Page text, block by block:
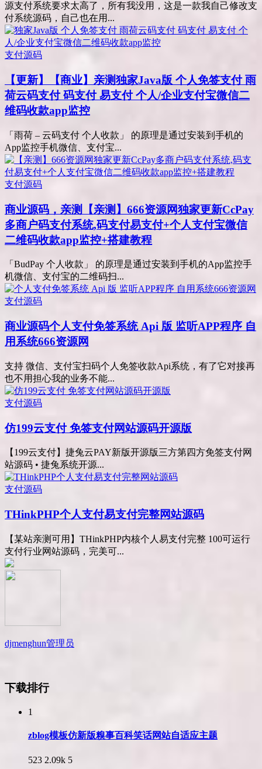
源支付系统要求太高了，所有我没用，这是一款我自己修改支
付系统源码，自己也在用...
支付源码
【更新】【商业】亲测独家Java版 个人免签支付 雨
荷云码支付 码支付 易支付 个人/企业支付宝微信二
维码收款app监控
「雨荷 – 云码支付 个人收款」 的原理是通过安装到手机的
App监控手机微信、支付宝...
支付源码
商业源码，亲测
【亲测】666资源网独家更新CcPay
多商户码支付系统,码支付易支付+个人支付宝微信
二维码收款app监控+搭建教程
「BudPay 个人收款」 的原理是通过安装到手机的App监控手
机微信、支付宝的二维码扫...
支付源码
商业源码个人支付免签系统 Api 版 监听APP程序 自
用系统666资源网
支持 微信、支付宝扫码个人免签收款Api系统，有了它对接再
也不用担心我的业务不能...
支付源码
仿199云支付 免签支付网站源码开源版
【199云支付】捷兔云PAY新版开源版三方第四方免签支付网
站源码 • 捷兔系统开源...
支付源码
THinkPHP个人支付易支付完整网站源码
【某站亲测可用】THinkPHP内核个人易支付完整 100可运行
支付行业网站源码，完美可...
djmenghun管理员
下载排行
1
zblog模板仿新版糗事百科笑话网站自适应主题
523 2.09k 5